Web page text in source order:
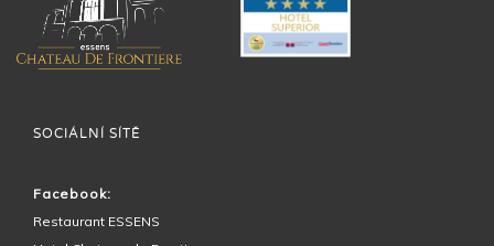
SOCIÁLNÍ SÍTĚ
Facebook:
Restaurant ESSENS